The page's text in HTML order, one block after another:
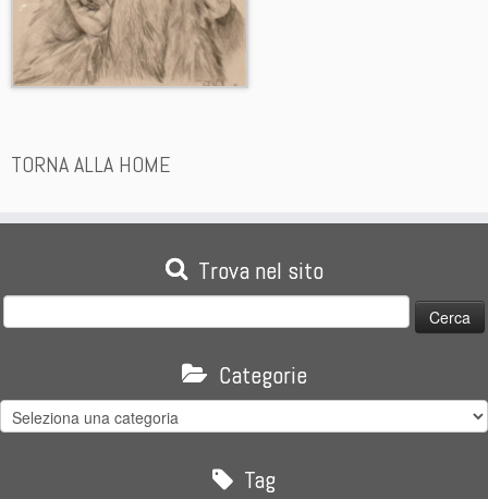
TORNA ALLA HOME
Trova nel sito
per:
Categorie
Categorie
Tag